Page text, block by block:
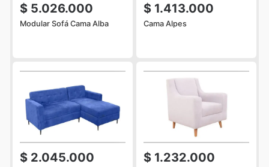
$ 5.026.000
Modular Sofá Cama Alba
$ 1.413.000
Cama Alpes
$ 2.045.000 $ 1.232.000